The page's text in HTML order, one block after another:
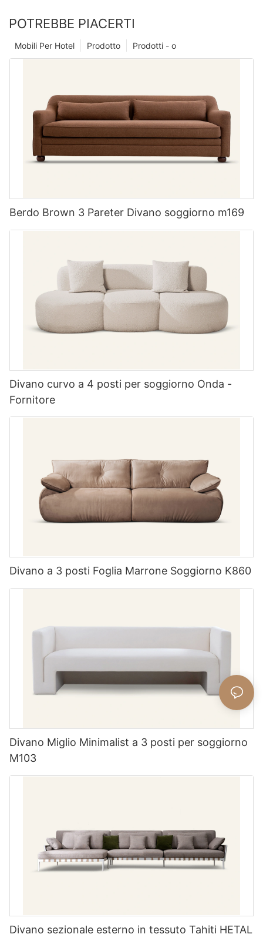
POTREBBE PIACERTI
Prodotti - o
Prodotto
Mobili Per Hotel
Berdo Brown 3 Pareter Divano soggiorno m169
Divano curvo a 4 posti per soggiorno Onda -
Fornitore
Divano a 3 posti Foglia Marrone Soggiorno K860
Divano Miglio Minimalist a 3 posti per soggiorno
M103
Divano sezionale esterno in tessuto Tahiti HETAL